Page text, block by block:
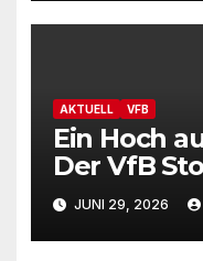
AKTUELL VFB
Ein Hoch
Der VfB
JUNI 29, 2026